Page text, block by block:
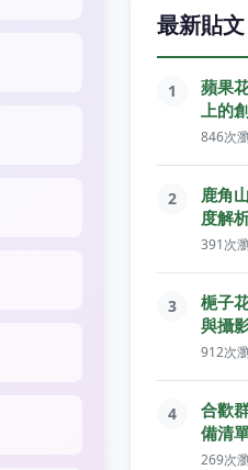
最新貼文
1
蘋果
上的
846次
2
鹿角
度解
391次
3
梔子
與攝
912次
4
合歡
備清
269次